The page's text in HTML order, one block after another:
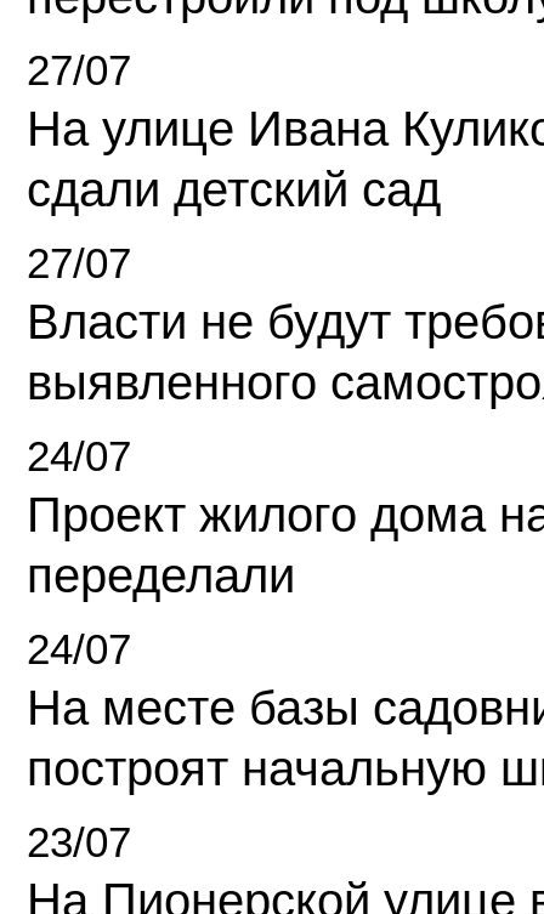
27/07
На улице Ивана
сдали детский сад
27/07
Власти не будут
выявленного
24/07
Проект жилого дома
переделали
24/07
На месте базы
построят начальную
23/07
На Пионерской улице